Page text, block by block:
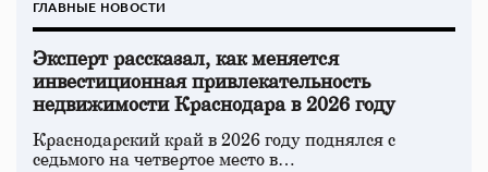
ГЛАВНЫЕ НОВОСТИ
Эксперт рассказал, как меняется
инвестиционная привлекательность
недвижимости Краснодара в 2026 году
Краснодарский край в 2026 году поднялся с
седьмого на четвертое место в…